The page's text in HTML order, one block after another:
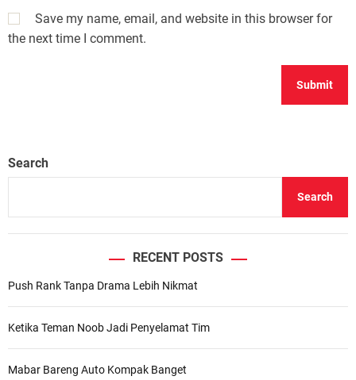
Save my name, email, and website in this browser for
the next time I comment.
Search
Search
RECENT POSTS
Push Rank Tanpa Drama Lebih Nikmat
Ketika Teman Noob Jadi Penyelamat Tim
Mabar Bareng Auto Kompak Banget